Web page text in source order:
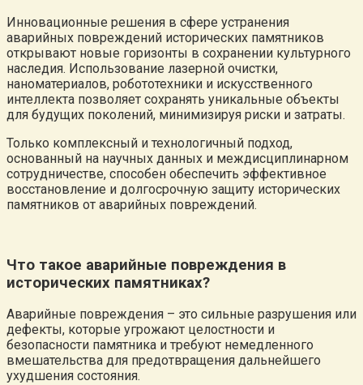
Инновационные решения в сфере устранения
аварийных повреждений исторических памятников
открывают новые горизонты в сохранении культурного
наследия. Использование лазерной очистки,
наноматериалов, робототехники и искусственного
интеллекта позволяет сохранять уникальные объекты
для будущих поколений, минимизируя риски и затраты.
Только комплексный и технологичный подход,
основанный на научных данных и междисциплинарном
сотрудничестве, способен обеспечить эффективное
восстановление и долгосрочную защиту исторических
памятников от аварийных повреждений.
Что такое аварийные повреждения в
исторических памятниках?
Аварийные повреждения – это сильные разрушения или
дефекты, которые угрожают целостности и
безопасности памятника и требуют немедленного
вмешательства для предотвращения дальнейшего
ухудшения состояния.